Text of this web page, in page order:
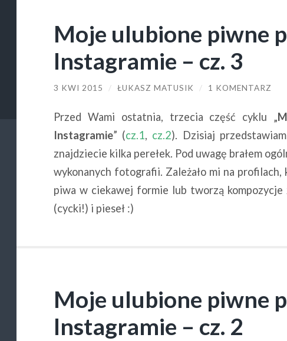
Moje ulubione piwne
Instagramie – cz. 3
3 KWI 2015 / ŁUKASZ MATUSIK / 1 KOMENTARZ
Przed Wami ostatnia, trzecia część cyklu „
Instagramie” (cz.1, cz.2). Dzisiaj
znajdziecie kilka perełek. Pod uwagę brałem
wykonanych fotografii. Zależało mi na
piwa w ciekawej formie lub tworzą kompozycje
(cycki!) i pieseł :)
Moje ulubione piwne
Instagramie – cz. 2